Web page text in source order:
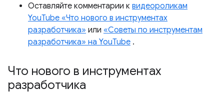
Оставляйте комментарии к видеороликам
YouTube «Что нового в инструментах
разработчика» или «Советы по инструментам
разработчика» на YouTube .
Что нового в инструментах
разработчика